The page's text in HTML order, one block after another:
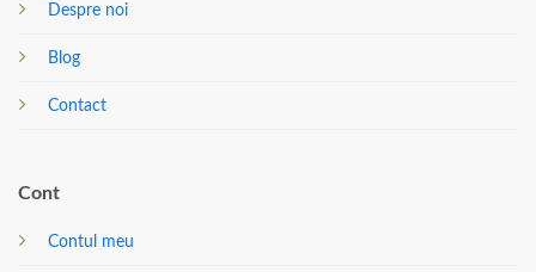
Despre noi
Blog
Contact
Cont
Contul meu